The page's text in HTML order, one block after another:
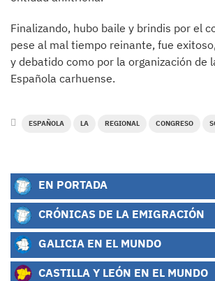
Finalizando, hubo baile y brindis por el
pese al mal tiempo reinante, fue
y debatido como por la organización de
Española carhuense.
ESPAÑOLA LA REGIONAL CONGRESO
EN PORTADA
CRÓNICAS DE LA EMIGRACIÓN
GALICIA EN EL MUNDO
CASTILLA Y LEÓN EN EL MUNDO